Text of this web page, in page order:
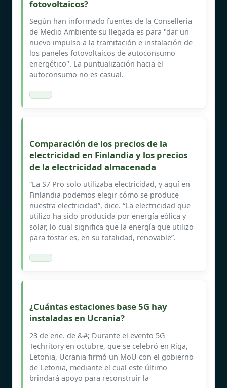
fotovoltaicos?
Según han informado fuentes de la Conselleria
de Medio Ambiente su llegada es para "dar un
nuevo impulso a la tramitación e instalación de
los paneles fotovoltaicos de autoconsumo
energético". La puntualización hacia el
autoconsumo no es casual.
Comparación de los precios de la
electricidad en Finlandia y los precios
de la electricidad almacenada
“La S7 Pro solo utilizaba electricidad, y aquí en
Finlandia podemos elegir cómo se produce
nuestra electricidad”, dice. “La electricidad que
utilizo ha sido producida por energía eólica y
solar, lo cual significa que la energía que utilizo
para tostar es, en su totalidad, renovable”.
¿Cuántas estaciones base 5G hay
instaladas en Ucrania?
23 de ene. de &#; Durante el evento 5G
Techritory en octubre, que se celebró en Riga,
Letonia, Ucrania firmó un MoU con el gobierno
de Letonia, mediante el cual este último
brindará apoyo para reconstruir la